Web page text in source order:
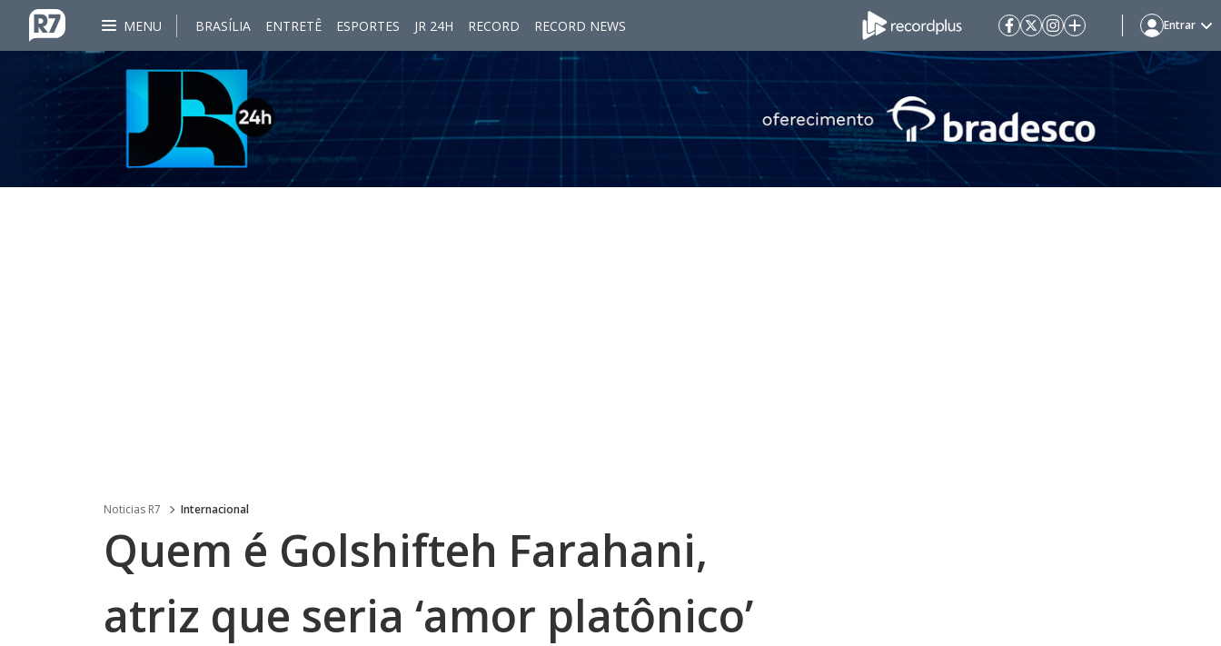
MENU BRASÍLIA ENTRETÊ ESPORTES JR 24H RECORD RECORD NEWS Entrar
Noticias R7 Internacional
Quem é Golshifteh Farahani,
atriz que seria ‘amor platônico’